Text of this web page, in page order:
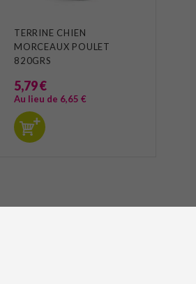
TERRINE CHIEN
MORCEAUX POULET
820GRS
5,79 €
Au lieu de 6,65 €